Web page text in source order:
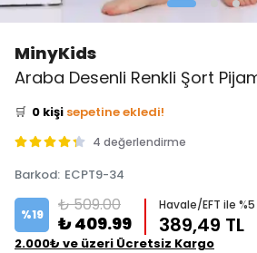
MinyKids
Araba Desenli Renkli Şort
👀 Şu an 3 kişi
inceliyor!
🛒 0 kişi sepetine ekledi!
✅
Bugün 0 adet4 değerlendirme
Barkod: ECPT9-34
%19 ₺ 509.00
₺ 409.99
Havale/EFT ile
389,49 TL
2.000₺ ve üzeri Ücretsiz Kargo